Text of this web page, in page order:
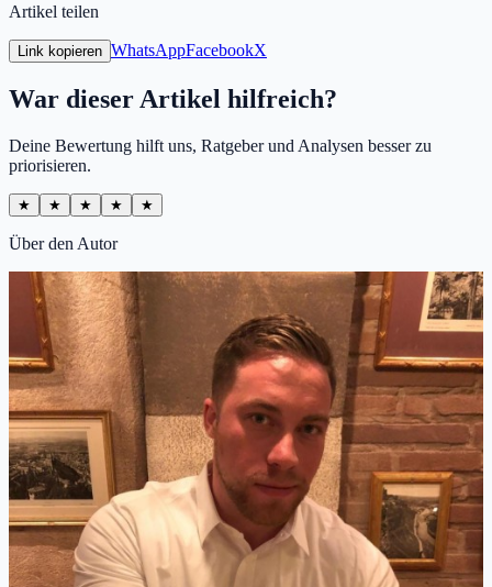
Artikel teilen
Link kopieren WhatsAppFacebookX
War dieser Artikel hilfreich?
Deine Bewertung hilft uns, Ratgeber und Analysen besser zu
priorisieren.
★ ★ ★ ★ ★
Über den Autor